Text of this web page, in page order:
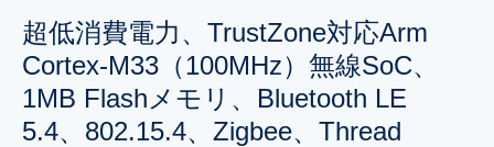
超低消費電力、TrustZone対応Arm
Cortex-M33（100MHz）無線SoC、
1MB Flashメモリ、Bluetooth LE
5.4、802.15.4、Zigbee、Thread